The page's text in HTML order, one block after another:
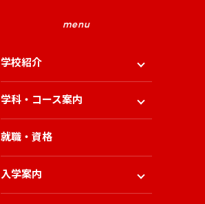
menu
学校紹介
学科・コース案内
就職・資格
入学案内